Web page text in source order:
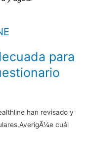
para
han revisado y
cuál